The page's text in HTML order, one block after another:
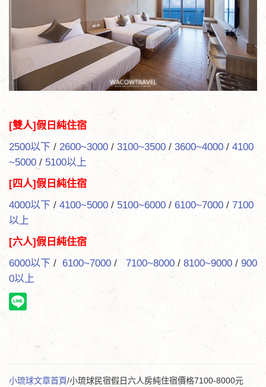
[雙人]假日純住宿
2500以下 / 2600~3000 / 3100~3500 / 3600~4000/ 4100
~5000 / 5100以上
[四人]假日純住宿
4000以下 / 4100~5000 / 5100~6000 / 6100~7000 / 7100
以上
[六人]假日純住宿
6000以下 / 6100~7000 / 7100~8000 / 8100~9000 / 900
0以上
小琉球文章首頁/小琉球民宿假日六人房純住宿價格7100-8000元